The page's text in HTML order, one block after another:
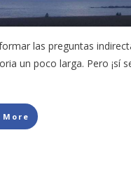
las preguntas
un poco larga. Pero ¡sí
More